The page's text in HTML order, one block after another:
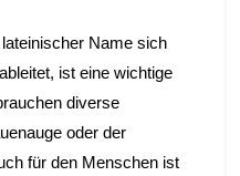
Name sich
ist eine wichtige
diverse
oder der
für den Menschen ist